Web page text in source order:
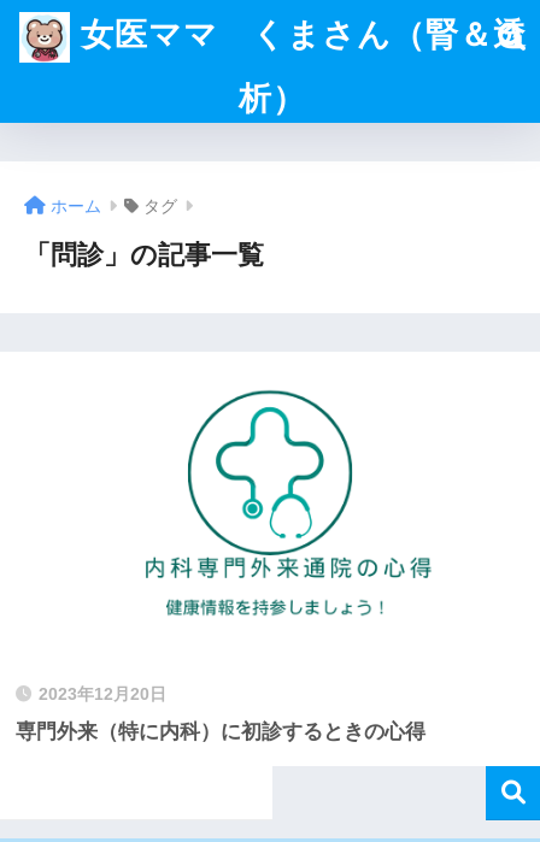
女医ママ くまさん（腎＆透
析）
ホーム タグ
「問診」の記事一覧
2023年12月20日
専門外来（特に内科）に初診するときの心得